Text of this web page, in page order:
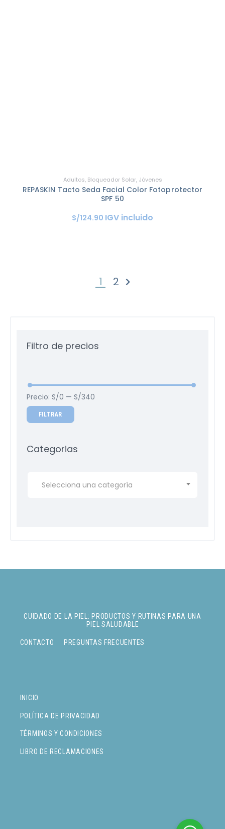
Adultos, Bloqueador Solar, Jóvenes
REPASKIN Tacto Seda Facial Color Fotoprotector
SPF 50
S/124.90 IGV incluido
1 2
Filtro de precios
FILTRAR
Precio:S/0 —S/340
Categorias
Selecciona una categoría
INICIO
POLÍTICA DE PRIVACIDAD
TÉRMINOS Y CONDICIONES
LIBRO DE RECLAMACIONES
CUIDADO DE LA PIEL: PRODUCTOS Y RUTINAS PARA UNA
PIEL SALUDABLE
CONTACTO PREGUNTAS FRECUENTES